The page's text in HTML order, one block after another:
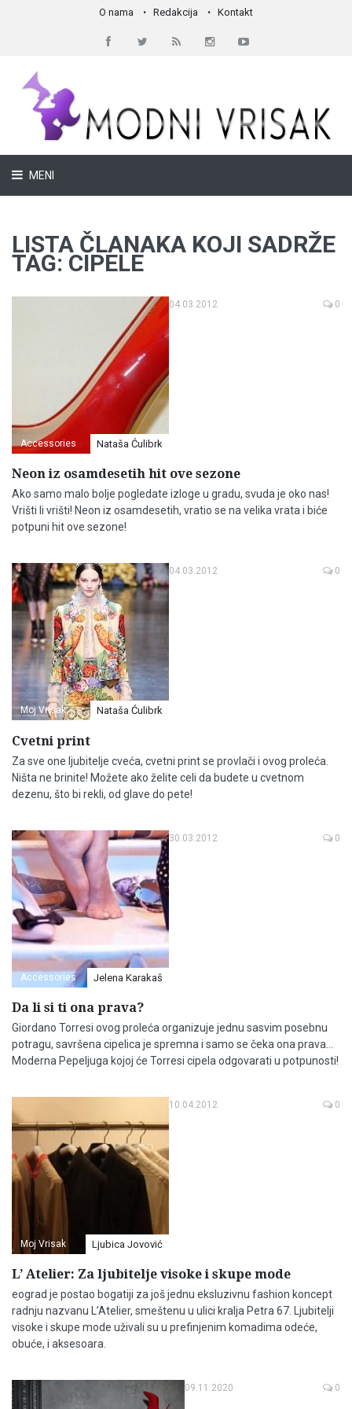
O nama Redakcija Kontakt
MENI
LISTA ČLANAKA KOJI SADRŽE
TAG: CIPELE
Accessories Nataša Ćulibrk
04.03.2012 0
Neon iz osamdesetih hit ove sezone
Ako samo malo bolje pogledate izloge u gradu, svuda je oko nas!
Vrišti li vrišti! Neon iz osamdesetih, vratio se na velika vrata i biće
potpuni hit ove sezone!
Moj Vrisak Nataša Ćulibrk
04.03.2012 0
Cvetni print
Za sve one ljubitelje cveća, cvetni print se provlači i ovog proleća.
Ništa ne brinite! Možete ako želite celi da budete u cvetnom
dezenu, što bi rekli, od glave do pete!
Accessories Jelena Karakaš
30.03.2012 0
Da li si ti ona prava?
Giordano Torresi ovog proleća organizuje jednu sasvim posebnu
potragu, savršena cipelica je spremna i samo se čeka ona prava...
Moderna Pepeljuga kojoj će Torresi cipela odgovarati u potpunosti!
Moj Vrisak Ljubica Jovović
10.04.2012 0
L’ Atelier: Za ljubitelje visoke i skupe mode
eograd je postao bogatiji za još jednu eksluzivnu fashion koncept
radnju nazvanu L’Atelier, smeštenu u ulici kralja Petra 67. Ljubitelji
visoke i skupe mode uživali su u prefinjenim komadima odeće,
obuće, i aksesoara.
09.11.2020 0